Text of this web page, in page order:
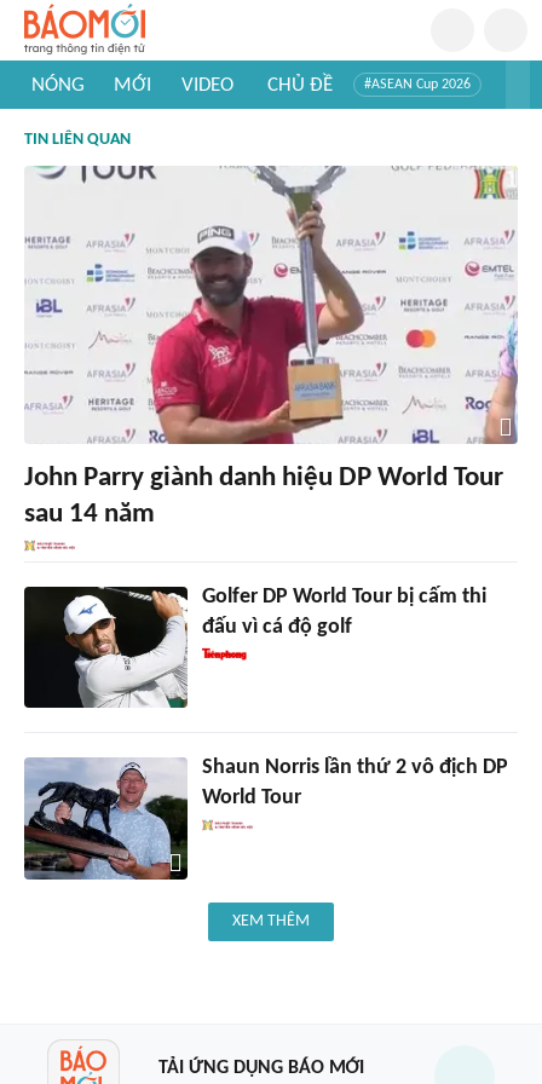
NÓNG MỚI VIDEO CHỦ ĐỀ #ASEAN Cup 2026
#Khám phá thế giới
TIN LIÊN QUAN
John Parry giành danh hiệu DP World Tour
sau 14 năm
Golfer DP World Tour bị cấm thi
đấu vì cá độ golf
Shaun Norris lần thứ 2 vô địch DP
World Tour
XEM THÊM
TẢI ỨNG DỤNG BÁO MỚI